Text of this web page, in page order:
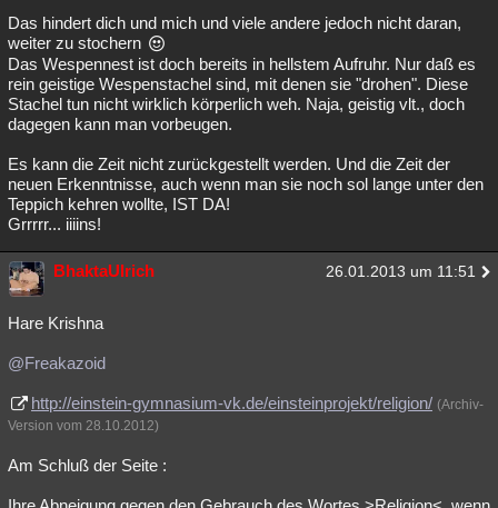
Das hindert dich und mich und viele andere jedoch nicht daran,
weiter zu stochern
Das Wespennest ist doch bereits in hellstem Aufruhr. Nur daß es
rein geistige Wespenstachel sind, mit denen sie "drohen". Diese
Stachel tun nicht wirklich körperlich weh. Naja, geistig vlt., doch
dagegen kann man vorbeugen.
Es kann die Zeit nicht zurückgestellt werden. Und die Zeit der
neuen Erkenntnisse, auch wenn man sie noch sol lange unter den
Teppich kehren wollte, IST DA!
Grrrrr... iiiins!
BhaktaUlrich 26.01.2013 um 11:51
Hare Krishna
@Freakazoid
http://einstein-gymnasium-vk.de/einsteinprojekt/religion/ (Archiv-
Version vom 28.10.2012)
Am Schluß der Seite :